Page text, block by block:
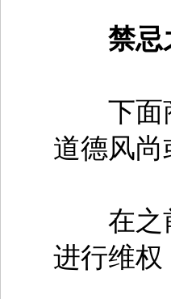
禁忌
下面商
道德风
在之前
进行维权